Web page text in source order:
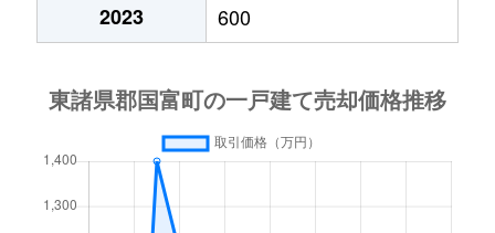
2023
600